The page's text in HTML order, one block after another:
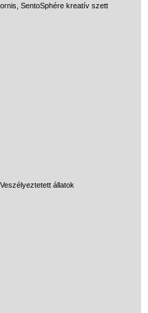
SentoSphére kreatív szett
állatok